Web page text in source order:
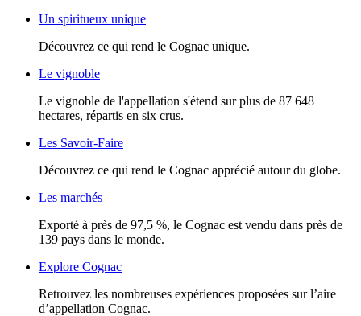
Un spiritueux unique
Découvrez ce qui rend le Cognac unique.
Le vignoble
Le vignoble de l'appellation s'étend sur plus de 87 648
hectares, répartis en six crus.
Les Savoir-Faire
Découvrez ce qui rend le Cognac apprécié autour du globe.
Les marchés
Exporté à près de 97,5 %, le Cognac est vendu dans près de
139 pays dans le monde.
Explore Cognac
Retrouvez les nombreuses expériences proposées sur l’aire
d’appellation Cognac.